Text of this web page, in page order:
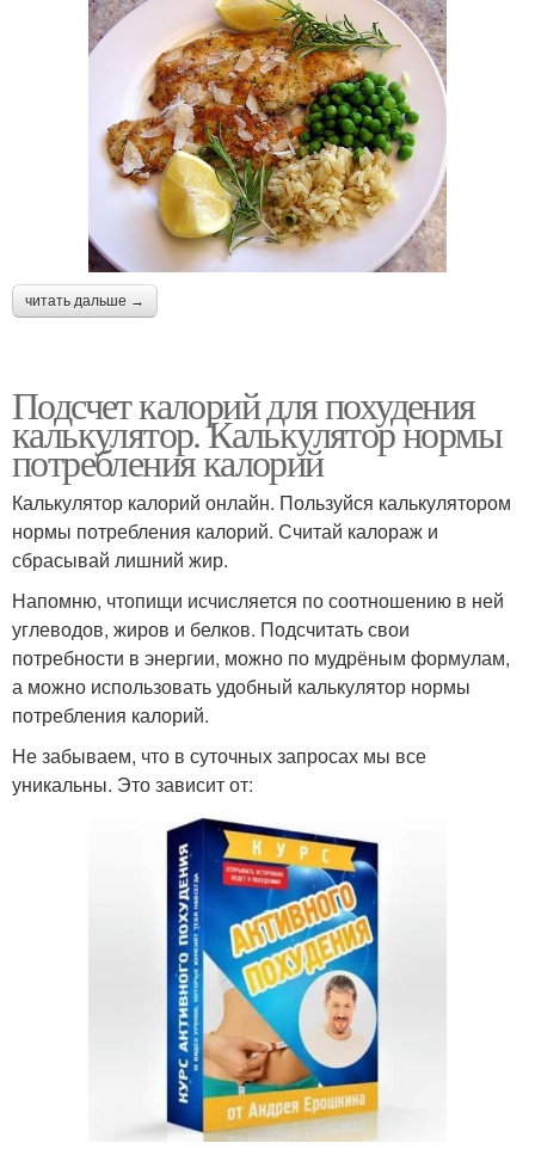
читать дальше →
Подсчет калорий для похудения
калькулятор. Калькулятор нормы
потребления калорий
Калькулятор калорий онлайн. Пользуйся калькулятором
нормы потребления калорий. Считай калораж и
сбрасывай лишний жир.
Напомню, чтопищи исчисляется по соотношению в ней
углеводов, жиров и белков. Подсчитать свои
потребности в энергии, можно по мудрёным формулам,
а можно использовать удобный калькулятор нормы
потребления калорий.
Не забываем, что в суточных запросах мы все
уникальны. Это зависит от: